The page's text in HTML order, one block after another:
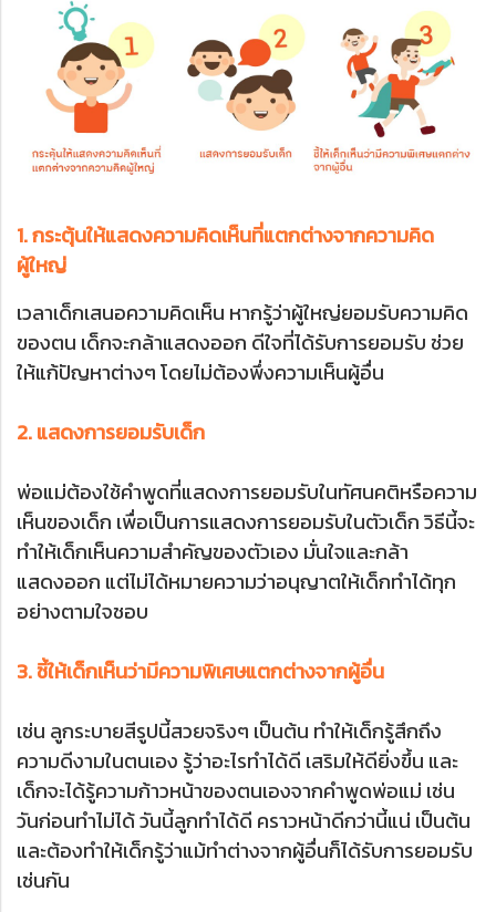
1. กระตุ้นให้แสดงความคิดเห็นที่แตกต่างจากความคิด
ผู้ใหญ่
เวลาเด็กเสนอความคิดเห็น หากรู้ว่าผู้ใหญ่ยอมรับความคิด
ของตน เด็กจะกล้าแสดงออก ดีใจที่ได้รับการยอมรับ ช่วย
ให้แก้ปัญหาต่างๆ โดยไม่ต้องพึ่งความเห็นผู้อื่น
2. แสดงการยอมรับเด็ก
พ่อแม่ต้องใช้คำพูดที่แสดงการยอมรับในทัศนคติหรือความ
เห็นของเด็ก เพื่อเป็นการแสดงการยอมรับในตัวเด็ก วิธีนี้จะ
ทำให้เด็กเห็นความสำคัญของตัวเอง มั่นใจและกล้า
แสดงออก แต่ไม่ได้หมายความว่าอนุญาตให้เด็กทำได้ทุก
อย่างตามใจชอบ
3. ชี้ให้เด็กเห็นว่ามีความพิเศษแตกต่างจากผู้อื่น
เช่น ลูกระบายสีรูปนี้สวยจริงๆ เป็นต้น ทำให้เด็กรู้สึกถึง
ความดีงามในตนเอง รู้ว่าอะไรทำได้ดี เสริมให้ดียิ่งขึ้น และ
เด็กจะได้รู้ความก้าวหน้าของตนเองจากคำพูดพ่อแม่ เช่น
วันก่อนทำไม่ได้ วันนี้ลูกทำได้ดี คราวหน้าดีกว่านี้แน่ เป็นต้น
และต้องทำให้เด็กรู้ว่าแม้ทำต่างจากผู้อื่นก็ได้รับการยอมรับ
เช่นกัน